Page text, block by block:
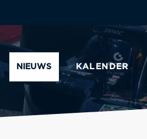
NIEUWS KALENDER